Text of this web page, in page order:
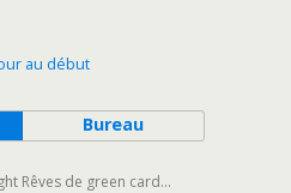
au début
Bureau
Rêves de green card...